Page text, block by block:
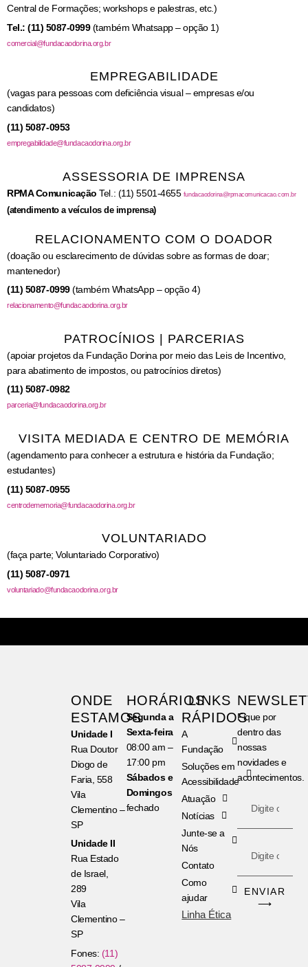
Central de Formações; workshops e palestras, etc.)
Tel.: (11) 5087-0999(também Whatsapp – opção 1)
comercial@fundacaodorina.org.br
EMPREGABILIDADE
(vagas para pessoas com deficiência visual – empresas e/ou
candidatos)
(11) 5087-0953
empregabilidade@fundacaodorina.org.br
ASSESSORIA DE IMPRENSA
RPMA Comunicação Tel.: (11) 5501-4655 fundacaodorina@rpmacomunicacao.com.br
(atendimento a veículos de imprensa)
RELACIONAMENTO COM O DOADOR
(doação ou esclarecimento de dúvidas sobre as formas de doar;
mantenedor)
(11) 5087-0999(também WhatsApp – opção 4)
relacionamento@fundacaodorina.org.br
PATROCÍNIOS | PARCERIAS
(apoiar projetos da Fundação Dorina por meio das Leis de Incentivo,
para abatimento de impostos, ou patrocínios diretos)
(11) 5087-0982
parceria@fundacaodorina.org.br
VISITA MEDIADA E CENTRO DE MEMÓRIA
(agendamento para conhecer a estrutura e história da Fundação;
estudantes)
(11) 5087-0955
centrodememoria@fundacaodorina.org.br
VOLUNTARIADO
(faça parte; Voluntariado Corporativo)
(11) 5087-0971
voluntariado@fundacaodorina.org.br
ONDE
ESTAMOS
Unidade I
Rua Doutor
Diogo de
Faria, 558
Vila
Clementino –
SP
Unidade II
Rua Estado
de Israel,
289
Vila
Clementino –
SP
Fones: (11)
HORÁRIOS
Segunda a
Sexta-feira
08:00 am –
17:00 pm
Sábados e
Domingos
fechado
LINKS
RÁPIDOS
A
Fundação
Soluções em
Acessibilidade
Atuação
Notícias
Junte-se a
Nós
Contato
Como
ajudar
Linha Ética
Fique por
dentro das
nossas
novidades e
acontecimentos.
mail
Nome
ENVIAR
⟶